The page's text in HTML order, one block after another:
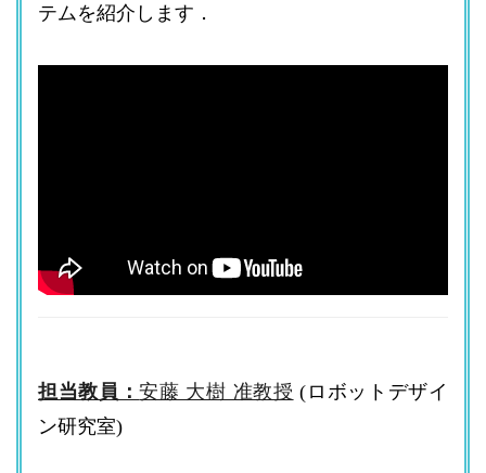
テムを紹介します．
担当教員：安藤 大樹 准教授 (ロボットデザイ
ン研究室)